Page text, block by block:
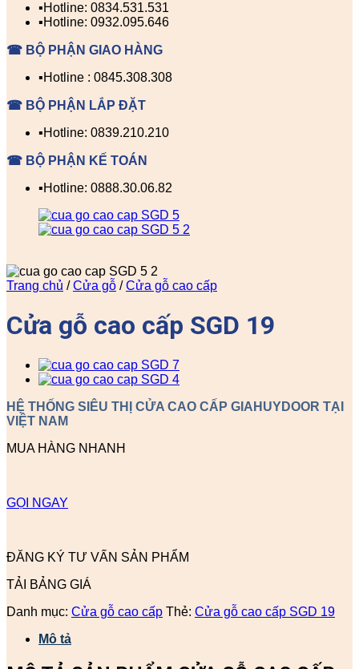
▪️Hotline: 0834.531.531
▪️Hotline: 0932.095.646
☎ BỘ PHẬN GIAO HÀNG
▪️Hotline : 0845.308.308
☎ BỘ PHẬN LẮP ĐẶT
▪️Hotline: 0839.210.210
☎ BỘ PHẬN KẾ TOÁN
▪️Hotline: 0888.30.06.82
Trang chủ / Cửa gỗ / Cửa gỗ cao cấp
Cửa gỗ cao cấp SGD 19
HỆ THỐNG SIÊU THỊ CỬA CAO CẤP GIAHUYDOOR TẠI
VIỆT NAM
MUA HÀNG NHANH
GỌI NGAY
ĐĂNG KÝ TƯ VẤN SẢN PHẨM
TẢI BẢNG GIÁ
Danh mục: Cửa gỗ cao cấp Thẻ: Cửa gỗ cao cấp SGD 19
Mô tả